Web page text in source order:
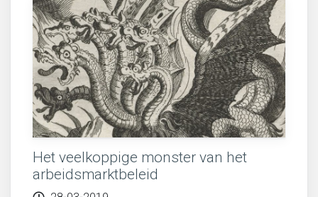
Het veelkoppige monster van het
arbeidsmarktbeleid